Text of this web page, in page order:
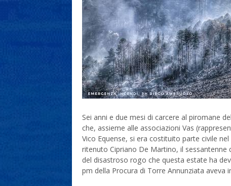
Sei anni e due mesi di carcere al piromane
che, assieme alle associazioni Vas
Vico Equense, si era costituito parte civile
ritenuto Cipriano De Martino, il sessantenne
del disastroso rogo che questa estate ha
pm della Procura di Torre Annunziata aveva